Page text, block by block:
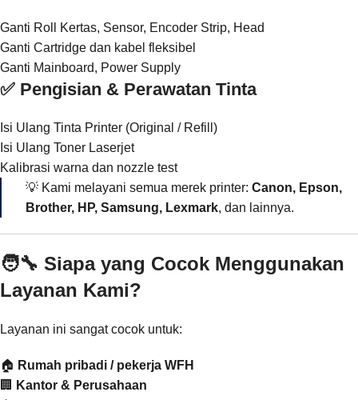
Ganti Roll Kertas, Sensor, Encoder Strip, Head
Ganti Cartridge dan kabel fleksibel
Ganti Mainboard, Power Supply
✅ Pengisian & Perawatan Tinta
Isi Ulang Tinta Printer (Original / Refill)
Isi Ulang Toner Laserjet
Kalibrasi warna dan nozzle test
💡 Kami melayani semua merek printer: Canon, Epson,
Brother, HP, Samsung, Lexmark, dan lainnya.
🧑‍🔧 Siapa yang Cocok Menggunakan
Layanan Kami?
Layanan ini sangat cocok untuk:
🏠 Rumah pribadi / pekerja WFH
🏢
Kantor & Perusahaan